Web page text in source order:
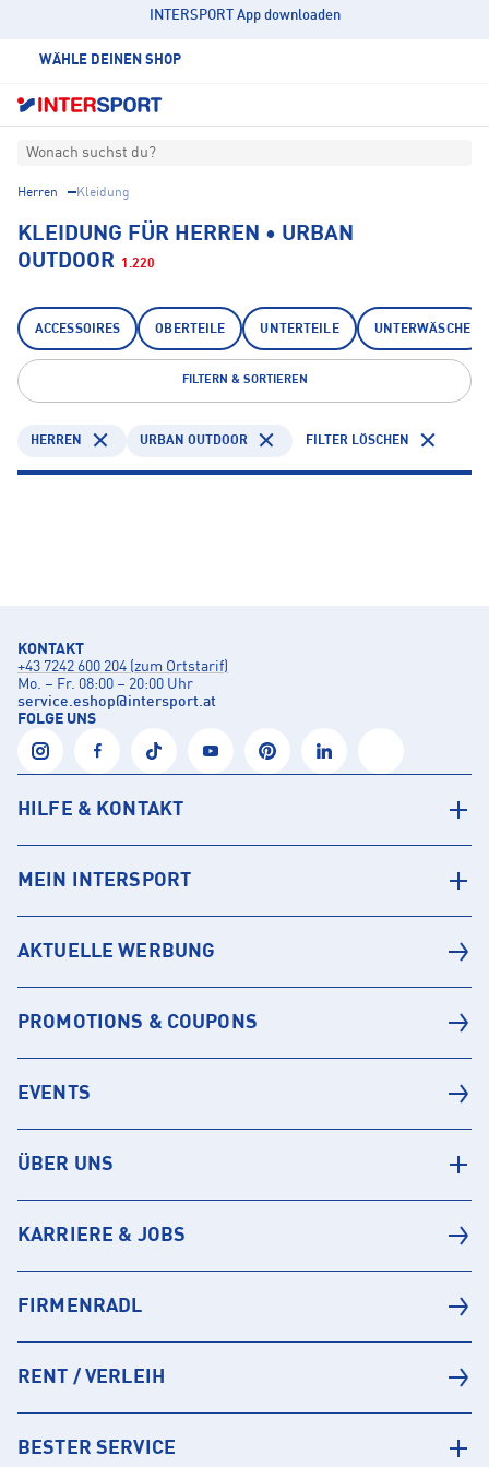
INTERSPORT App downloaden
WÄHLE DEINEN SHOP
Wonach suchst du?
Herren Kleidung
KLEIDUNG FÜR HERREN • URBAN
OUTDOOR 1.220
ACCESSOIRES OBERTEILE UNTERTEILE UNTERWÄSCHE
FILTERN & SORTIEREN
HERREN URBAN OUTDOOR FILTER LÖSCHEN
KONTAKT
+43 7242 600 204 (zum Ortstarif)
Mo. – Fr. 08:00 – 20:00 Uhr
service.eshop@intersport.at
FOLGE UNS
HILFE & KONTAKT
MEIN INTERSPORT
AKTUELLE WERBUNG
PROMOTIONS & COUPONS
EVENTS
ÜBER UNS
KARRIERE & JOBS
FIRMENRADL
RENT / VERLEIH
BESTER SERVICE